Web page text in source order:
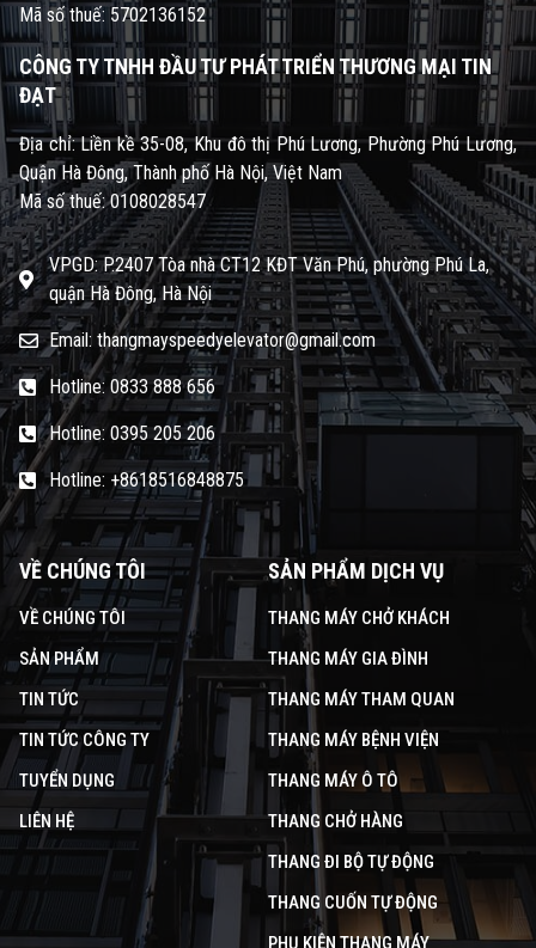
Mã số thuế: 5702136152
CÔNG TY TNHH ĐẦU TƯ PHÁT TRIỂN THƯƠNG MẠI TIN
ĐẠT
Địa chỉ: Liền kề 35-08, Khu đô thị Phú Lương, Phường Phú Lương,
Quận Hà Đông, Thành phố Hà Nội, Việt Nam
Mã số thuế: 0108028547
VPGD: P.2407 Tòa nhà CT12 KĐT Văn Phú, phường Phú La,
quận Hà Đông, Hà Nội
Email: thangmayspeedyelevator@gmail.com
Hotline: 0833 888 656
Hotline: 0395 205 206
Hotline: +8618516848875
VỀ CHÚNG TÔI
VỀ CHÚNG TÔI
SẢN PHẨM
TIN TỨC
TIN TỨC CÔNG TY
TUYỂN DỤNG
LIÊN HỆ
SẢN PHẨM DỊCH VỤ
THANG MÁY CHỞ KHÁCH
THANG MÁY GIA ĐÌNH
THANG MÁY THAM QUAN
THANG MÁY BỆNH VIỆN
THANG MÁY Ô TÔ
THANG CHỞ HÀNG
THANG ĐI BỘ TỰ ĐỘNG
THANG CUỐN TỰ ĐỘNG